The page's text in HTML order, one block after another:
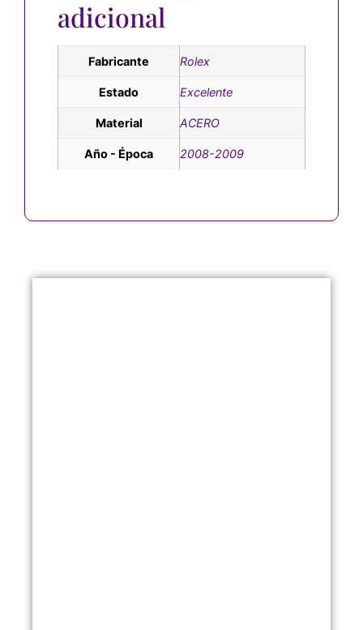
adicional
Fabricante Rolex
Estado Excelente
Material ACERO
Año - Época 2008-2009